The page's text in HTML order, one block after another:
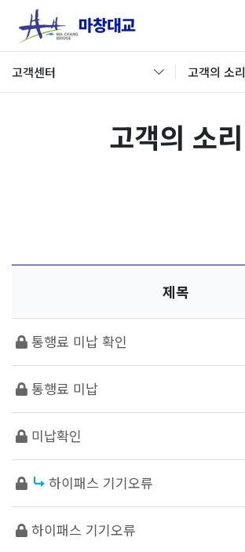
고객센터 고객의 소리
고객의 소리
제목
통행료 미납 확인
통행료 미납
미납확인
하이패스 기기오류
하이패스 기기오류